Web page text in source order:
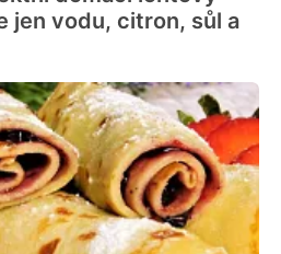
jen vodu, citron, sůl a